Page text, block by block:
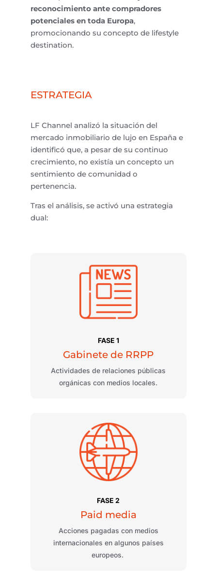
reconocimiento ante compradores
potenciales en toda Europa,
promocionando su concepto de lifestyle
destination.
ESTRATEGIA
LF Channel analizó la situación del
mercado inmobiliario de lujo en España e
identificó que, a pesar de su continuo
crecimiento, no existía un concepto un
sentimiento de comunidad o
pertenencia.
Tras el análisis, se activó una estrategia
dual:
FASE 1
Gabinete de RRPP
Actividades de relaciones públicas
orgánicas con medios locales.
FASE 2
Paid media
Acciones pagadas con medios
internacionales en algunos países
europeos.